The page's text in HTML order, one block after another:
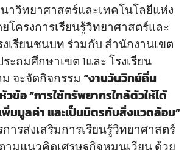
วิทยาศาสตร์และเทคโนโลยีแห่ง
โครงการเรียนรู้วิทยาศาสตร์และ
เรียนชนบท ร่วมกับ สำนักงานเขต
ถมศึกษาเขต 1และ โรงเรียน
จะจัดกิจกรรม “งานวันวิทย์ถิ่น
วข้อ “การใช้ทรัพยากรใกล้ตัวให้ได้
พิ่มมูลค่า และเป็นมิตรกับสิ่งแวดล้อม”
ารส่งเสริมการเรียนรู้วิทยาศาสตร์